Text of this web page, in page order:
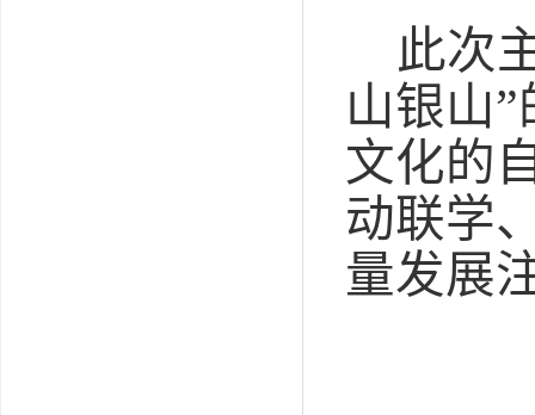
此次
山银山
文化的
动联学
量发展